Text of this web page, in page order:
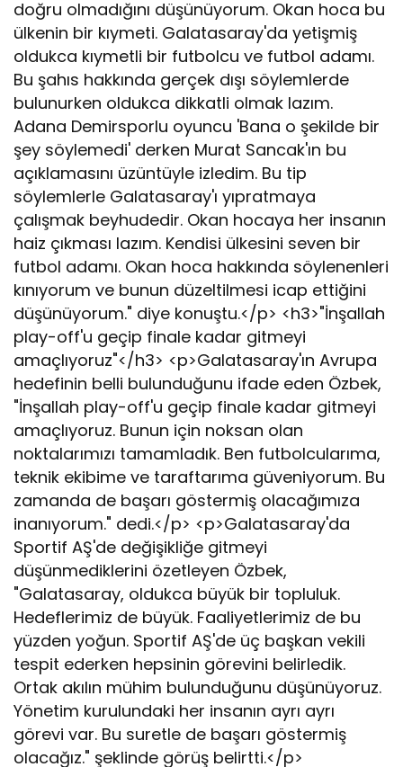
doğru olmadığını düşünüyorum. Okan hoca bu
ülkenin bir kıymeti. Galatasaray'da yetişmiş
oldukca kıymetli bir futbolcu ve futbol adamı.
Bu şahıs hakkında gerçek dışı söylemlerde
bulunurken oldukca dikkatli olmak lazım.
Adana Demirsporlu oyuncu 'Bana o şekilde bir
şey söylemedi' derken Murat Sancak'ın bu
açıklamasını üzüntüyle izledim. Bu tip
söylemlerle Galatasaray'ı yıpratmaya
çalışmak beyhudedir. Okan hocaya her insanın
haiz çıkması lazım. Kendisi ülkesini seven bir
futbol adamı. Okan hoca hakkında söylenenleri
kınıyorum ve bunun düzeltilmesi icap ettiğini
düşünüyorum." diye konuştu.</p> <h3>"İnşallah
play-off'u geçip finale kadar gitmeyi
amaçlıyoruz"</h3> <p>Galatasaray'ın Avrupa
hedefinin belli bulunduğunu ifade eden Özbek,
"İnşallah play-off'u geçip finale kadar gitmeyi
amaçlıyoruz. Bunun için noksan olan
noktalarımızı tamamladık. Ben futbolcularıma,
teknik ekibime ve taraftarıma güveniyorum. Bu
zamanda de başarı göstermiş olacağımıza
inanıyorum." dedi.</p> <p>Galatasaray'da
Sportif AŞ'de değişikliğe gitmeyi
düşünmediklerini özetleyen Özbek,
"Galatasaray, oldukca büyük bir topluluk.
Hedeflerimiz de büyük. Faaliyetlerimiz de bu
yüzden yoğun. Sportif AŞ'de üç başkan vekili
tespit ederken hepsinin görevini belirledik.
Ortak akılın mühim bulunduğunu düşünüyoruz.
Yönetim kurulundaki her insanın ayrı ayrı
görevi var. Bu suretle de başarı göstermiş
olacağız." şeklinde görüş belirtti.</p>